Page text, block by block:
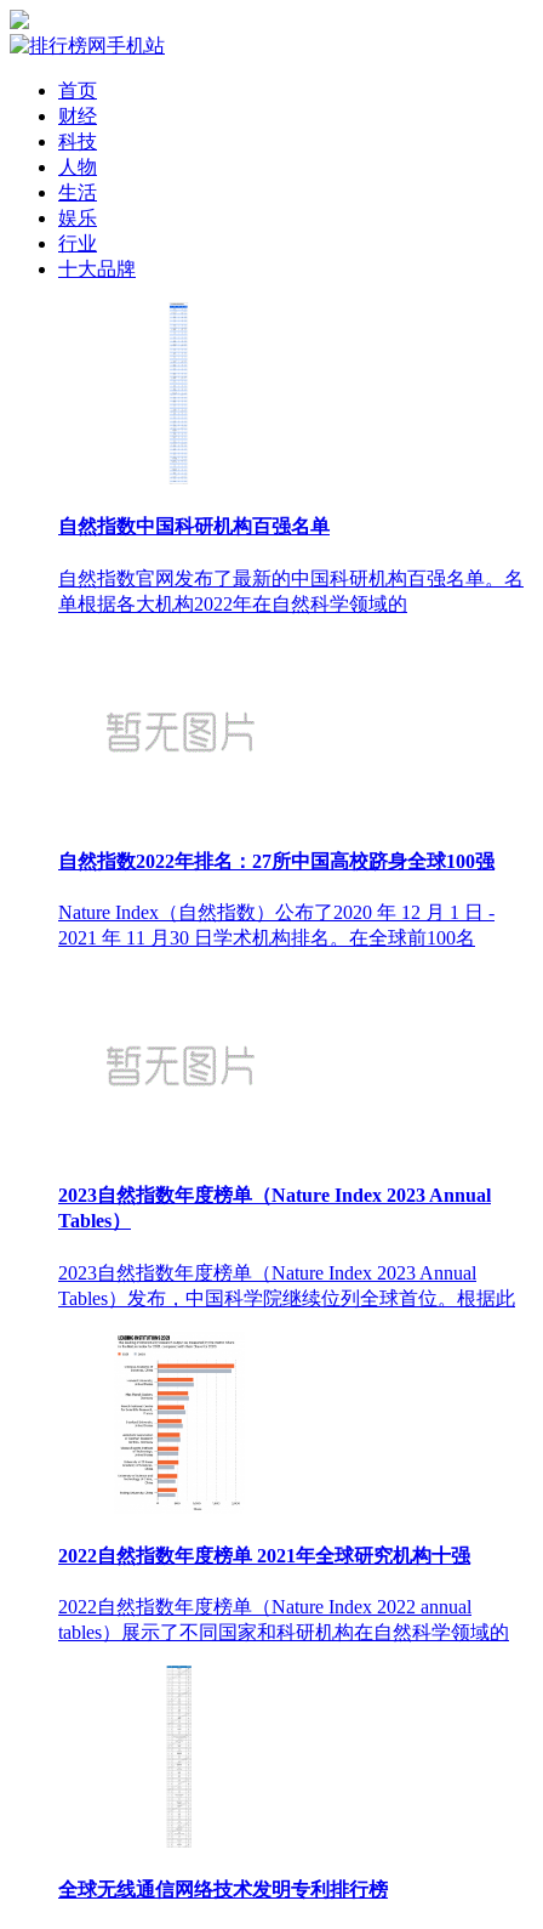
首页
财经
科技
人物
生活
娱乐
行业
十大品牌
自然指数中国科研机构百强名单
自然指数官网发布了最新的中国科研机构百强名单。名
单根据各大机构2022年在自然科学领域的
自然指数2022年排名：27所中国高校跻身全球100强
Nature Index（自然指数）公布了2020 年 12 月 1 日 -
2021 年 11 月30 日学术机构排名。在全球前100名
2023自然指数年度榜单（Nature Index 2023 Annual
Tables）
2023自然指数年度榜单（Nature Index 2023 Annual
Tables）发布，中国科学院继续位列全球首位。根据此
2022自然指数年度榜单 2021年全球研究机构十强
2022自然指数年度榜单（Nature Index 2022 annual
tables）展示了不同国家和科研机构在自然科学领域的
全球无线通信网络技术发明专利排行榜